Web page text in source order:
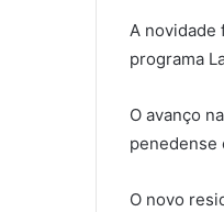
A novidade
programa
O avanço
penedense
O novo